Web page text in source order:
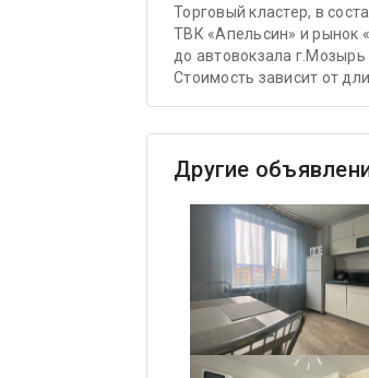
Торговый кластер, в
ТВК «Апельсин» и рынок
до автовокзала
Стоимость зависит от
Другие